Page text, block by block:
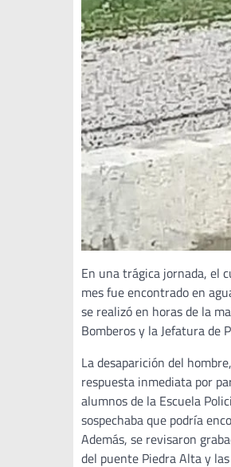
En una trágica jornada, el
mes fue encontrado en
se realizó en horas de la
Bomberos y la Jefatura de
La desaparición del
respuesta inmediata por
alumnos de la Escuela
sospechaba que podría
Además, se revisaron
del puente Piedra Alta y